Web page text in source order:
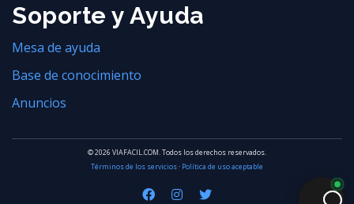
Soporte y Ayuda
Mesa de ayuda
Base de conocimiento
Anuncios
© 2026 VIAFACIL.COM. Todos los derechos reservados.
Términos de los servicios· Política de uso aceptable